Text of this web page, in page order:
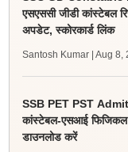
एसएससी जीडी कांस्टेबल
अपडेट, स्कोरकार्ड लिंक
Santosh Kumar | Aug 8,
SSB PET PST
कांस्टेबल-एसआई फिजिकल
डाउनलोड करें